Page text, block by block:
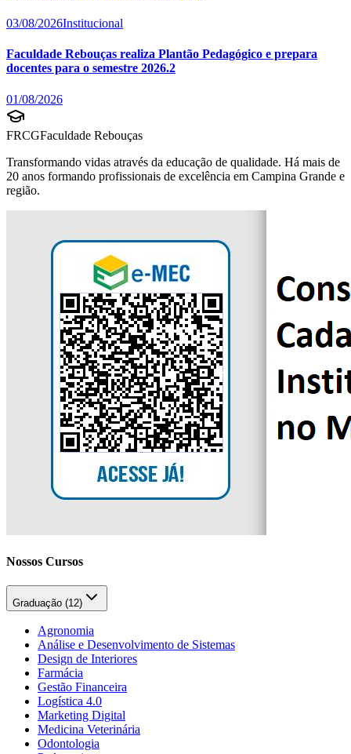
03/08/2026Institucional
Faculdade Rebouças realiza Plantão Pedagógico e prepara
docentes para o semestre 2026.2
01/08/2026
FRCGFaculdade Rebouças
Transformando vidas através da educação de qualidade. Há mais de
20 anos formando profissionais de excelência em Campina Grande e
região.
Nossos Cursos
Graduação (12)
Agronomia
Análise e Desenvolvimento de Sistemas
Design de Interiores
Farmácia
Gestão Financeira
Logística 4.0
Marketing Digital
Medicina Veterinária
Odontologia